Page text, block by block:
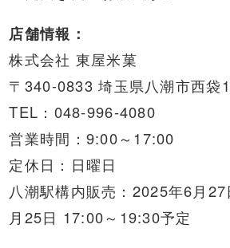
店舗情報：
株式会社 東屋米菓
〒340-0833 埼玉県八潮市西袋
TEL：048-996-4080
営業時間：9:00～17:00
定休日：日曜日
八潮駅構内販売：2025年6月
月25日 17:00～19:30予定